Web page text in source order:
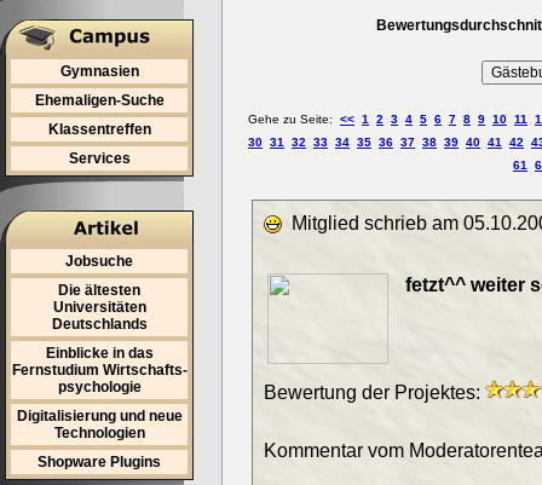
Gymnasien
Ehemaligen-Suche
Klassentreffen
Services
Jobsuche
Die ältesten
Universitäten
Deutschlands
Einblicke in das
Fernstudium Wirtschafts-
psychologie
Digitalisierung und neue
Technologien
Shopware Plugins
Gehe zu Seite: << 1 2 3 4 5 6 7 8 9 10 11
30 31 32 33 34 35 36 37 38 39 40 41 42
61
Mitglied schrieb am
fetzt^^ weiter
Bewertung der Projektes:
Kommentar vom